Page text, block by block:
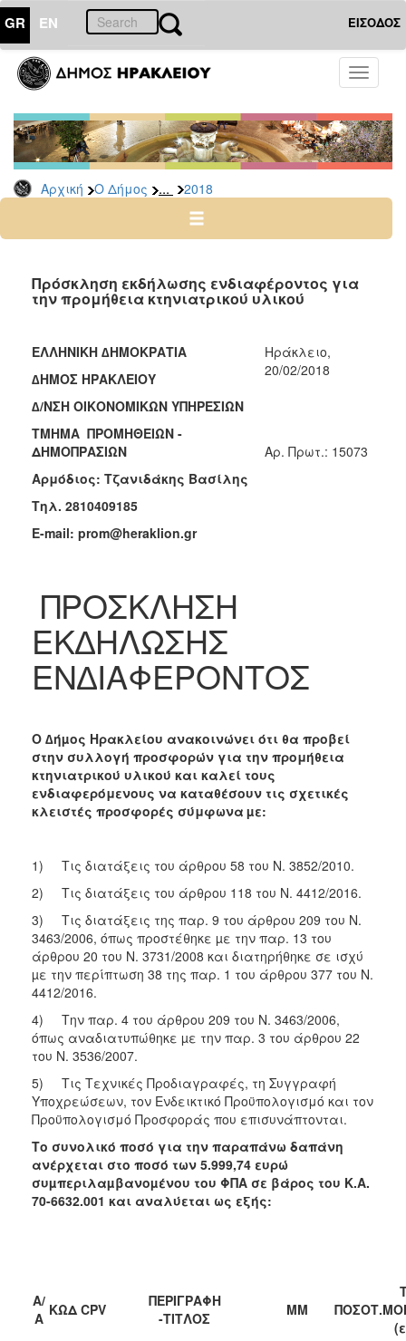
GR EN ΕΙΣΟΔΟΣ
Toggle
Αρχική Ο Δήμος ... 2018
ΔΗΜΟΣ
Διακηρύξεις
-
Δημοπρασίες
Αρχείο
2025
2023
2021
2020
2019
2018
2017
2016
2015
2013
ΤΟΠΟΣ
ΠΟΛΙΤΙΣΜΟΣ
ΑΝΘΕΚΤΙΚΗ
ΠΟΛΗ
Πρόσκληση εκδήλωσης ενδιαφέροντος για
την προμήθεια κτηνιατρικού υλικού
ΕΛΛΗΝΙΚΗ ∆ΗΜΟΚΡΑΤΙΑ
∆ΗΜΟΣ ΗΡΑΚΛΕΙΟΥ
∆/ΝΣΗ ΟΙΚΟΝΟΜΙΚΩΝ ΥΠΗΡΕΣΙΩΝ
ΤΜΗΜΑ ΠΡΟΜΗΘΕΙΩΝ -
ΔΗΜΟΠΡΑΣΙΩΝ
Αρμόδιος: Τζανιδάκης Βασίλης
Τηλ. 2810409185
E-mail: prom@heraklion.gr
Ηράκλειο,
20/02/2018
Aρ. Πρωτ.: 15073
ΠΡΟΣΚΛΗΣΗ
ΕΚ∆ΗΛΩΣΗΣ
ΕΝ∆ΙΑΦΕΡΟΝΤΟΣ
Ο ∆ήµος Ηρακλείου ανακοινώνει ότι θα προβεί
στην συλλογή προσφορών για την προμήθεια
κτηνιατρικού υλικού και καλεί τους
ενδιαφερόμενους να καταθέσουν τις σχετικές
κλειστές προσφορές σύμφωνα µε:
1) Τις διατάξεις του άρθρου 58 του Ν. 3852/2010.
2) Τις διατάξεις του άρθρου 118 του Ν. 4412/2016.
3) Τις διατάξεις της παρ. 9 του άρθρου 209 του Ν.
3463/2006, όπως προστέθηκε µε την παρ. 13 του
άρθρου 20 του Ν. 3731/2008 και διατηρήθηκε σε ισχύ
µε την περίπτωση 38 της παρ. 1 του άρθρου 377 του Ν.
4412/2016.
4) Την παρ. 4 του άρθρου 209 του Ν. 3463/2006,
όπως αναδιατυπώθηκε µε την παρ. 3 του άρθρου 22
του Ν. 3536/2007.
5) Τις Τεχνικές Προδιαγραφές, τη Συγγραφή
Υποχρεώσεων, τον Ενδεικτικό Προϋπολογισμό και τον
Προϋπολογισμό Προσφοράς που επισυνάπτονται.
Το συνολικό ποσό για την παραπάνω δαπάνη
ανέρχεται στο ποσό των 5.999,74 ευρώ
συµπεριλαµβανοµένου του ΦΠΑ σε βάρος του Κ.Α.
70-6632.001 και αναλύεται ως εξής:
Α/
Α ΚΩΔ CPV
ΠΕΡΙΓΡΑΦΗ
-ΤΙΤΛΟΣ
ΜΜ ΠΟΣΟΤ.